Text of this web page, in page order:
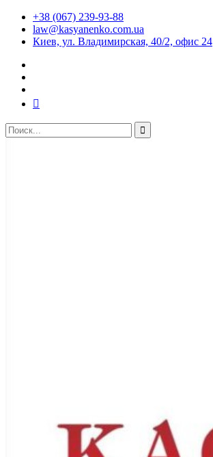
+38 (067) 239-93-88
law@kasyanenko.com.ua
Киев, ул. Владимирская, 40/2, офис 24